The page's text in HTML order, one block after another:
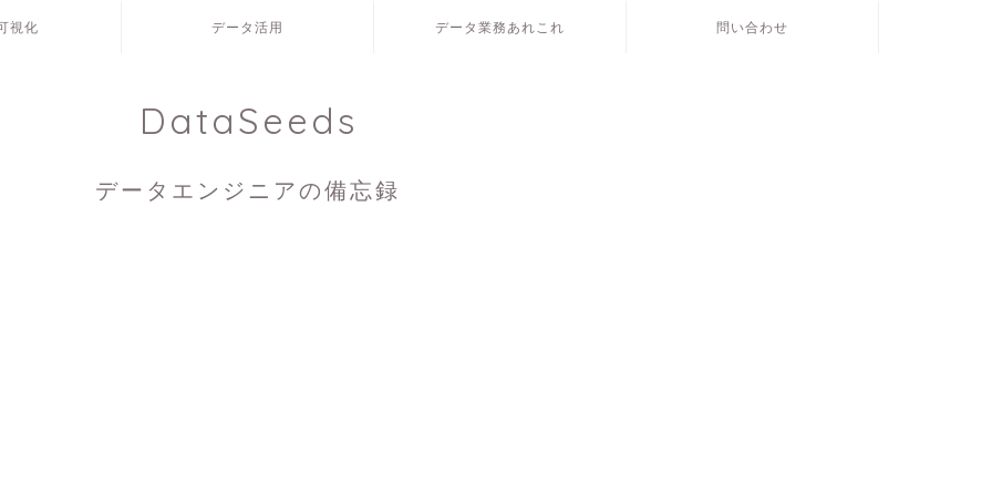
視化 データ活用 データ業務あれこれ 問い合わせ
DataSeeds
データエンジニアの備忘録